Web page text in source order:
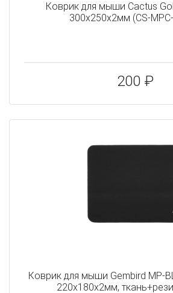
Коврик для мыши Cactus
300x250x2мм (CS-
200 ₽
Коврик для мыши Gembird MP-
220х180х2мм,